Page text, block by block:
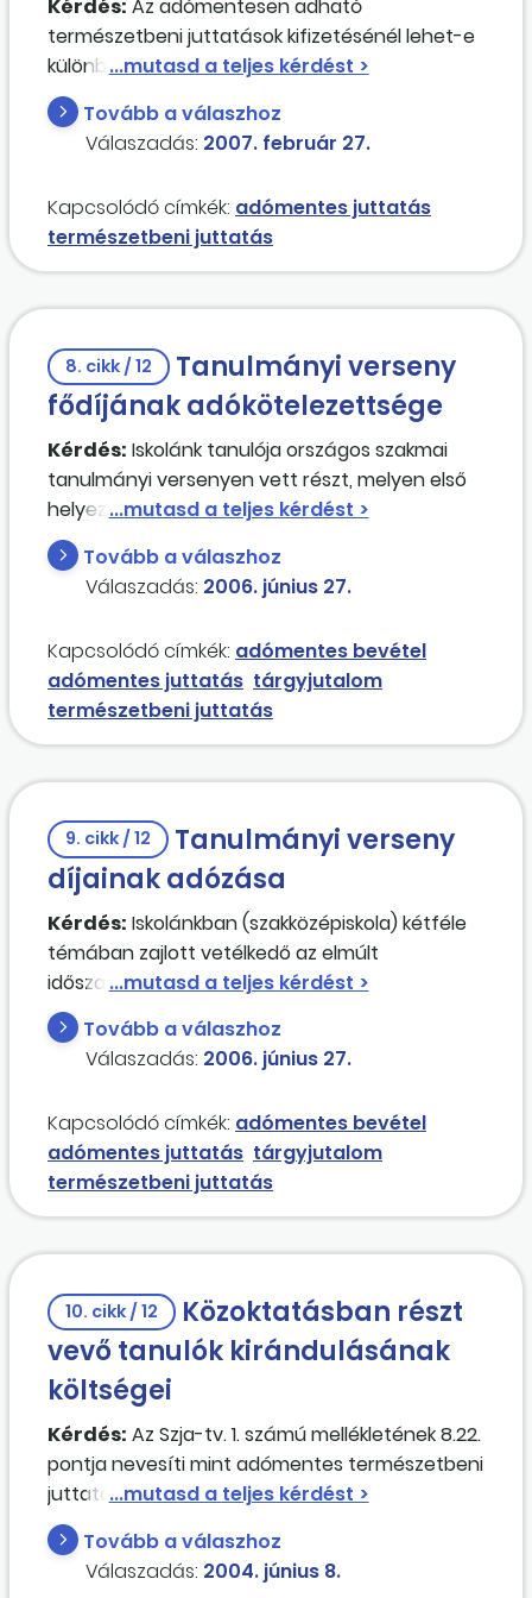
Kérdés: Az adómentesen adható
természetbeni juttatások kifizetésénél lehet-e
különbséget tenni úgy, hogy nem kap minden
dolgozó, vagy pedig mindenkinek – aki megfelel
a feltételeknek – egységesen ki kell fizetni
(háromszor adhatótárgyjutalom
támogatás)?
Tovább a válaszhoz
Válaszadás: 2007. február 27.
Kapcsolódó címkék: adómentes juttatás
természetbeni juttatás
8. cikk / 12
Tanulmányi verseny
fődíjának adókötelezettsége
Kérdés: Iskolánk tanulója országos szakmai
tanulmányi versenyen vett részt, melyen első
helyezést ért el. A verseny fődíja egy 1 éves
csikó volt, amit az első helyezett tanuló iskolája
kapott meg. Intézményünknek azonban nincs
szüksége a lóra, szeretné azt a versenyen részt
helyesen? Milyen adófizetési kötelezettség
keletkezik az iskolánál, illetve a tanulónál?
Tovább a válaszhoz
Válaszadás: 2006. június 27.
Kapcsolódó címkék: adómentes bevétel
adómentes juttatás tárgyjutalom
természetbeni juttatás
9. cikk / 12
Tanulmányi verseny
díjainak adózása
Kérdés: Iskolánkban (szakközépiskola) kétféle
témában zajlott vetélkedő az elmúlt
időszakban. Mindkét versenyen iskolánk tanulói
vettek részt. A verseny első 3 helyezettjét
díjazásban részesítettük. A díjak tárgyjutalmak
voltak, melyek értéke meghaladta az 5000 Ft-
iskolának, illetve a tanulóknak? Hogyan járjunk el
helyesen?
Tovább a válaszhoz
Válaszadás: 2006. június 27.
Kapcsolódó címkék: adómentes bevétel
adómentes juttatás tárgyjutalom
természetbeni juttatás
10. cikk / 12
Közoktatásban részt
vevő tanulók kirándulásának
költségei
Kérdés: Az Szja-tv. 1. számú mellékletének 8.22.
pontja nevesíti mint adómentes természetbeni
juttatást a közoktatásban részt vevő tanulók
részére a kirándulások szállás-, étkezési
költségeit. A felsőoktatásban részt vevő
hallgatók részére a felsőoktatási intézmény
Tovább a válaszhoz
Válaszadás: 2004. június 8.